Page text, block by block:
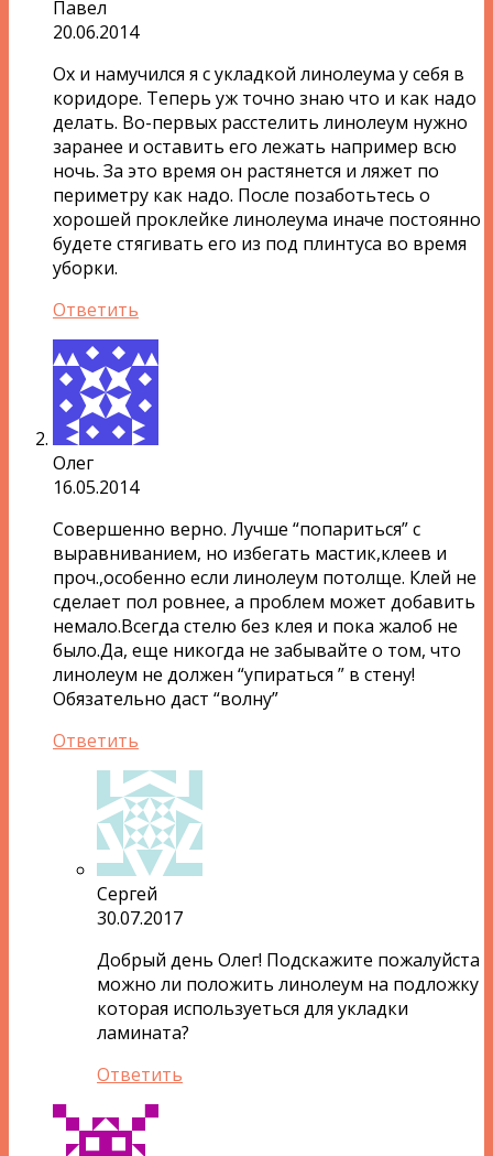
Павел
20.06.2014
Ох и намучился я с укладкой линолеума у себя в
коридоре. Теперь уж точно знаю что и как надо
делать. Во-первых расстелить линолеум нужно
заранее и оставить его лежать например всю
ночь. За это время он растянется и ляжет по
периметру как надо. После позаботьтесь о
хорошей проклейке линолеума иначе постоянно
будете стягивать его из под плинтуса во время
уборки.
Ответить
Олег
16.05.2014
Совершенно верно. Лучше “попариться” с
выравниванием, но избегать мастик,клеев и
проч.,особенно если линолеум потолще. Клей не
сделает пол ровнее, а проблем может добавить
немало.Всегда стелю без клея и пока жалоб не
было.Да, еще никогда не забывайте о том, что
линолеум не должен “упираться ” в стену!
Обязательно даст “волну”
Ответить
Сергей
30.07.2017
Добрый день Олег! Подскажите пожалуйста
можно ли положить линолеум на подложку
которая используеться для укладки
ламината?
Ответить